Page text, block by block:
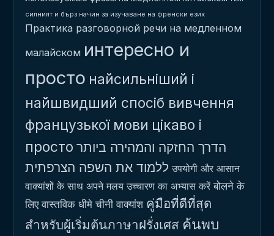
силният и бърз начин за изучаване на френски език
Практика разговорной речи на медленном
малайском интересно и
просто найсильніший і
найшвидший спосіб вивчення
французької мови цікаво і
просто הדרך החזקה והמהירה ביותר
ללמוד את השפה הצרפתית उपयोगी और आसान
वाक्यांशों के साथ अपने मलय उच्चारण का अभ्यास करें बोलने के
लिए वास्तविक धीमे चीनी वाक्यांश คู่มือที่ดีที่สุด
สำหรับผู้เริ่มต้นภาษาฝรั่งเศส ค้นพบ